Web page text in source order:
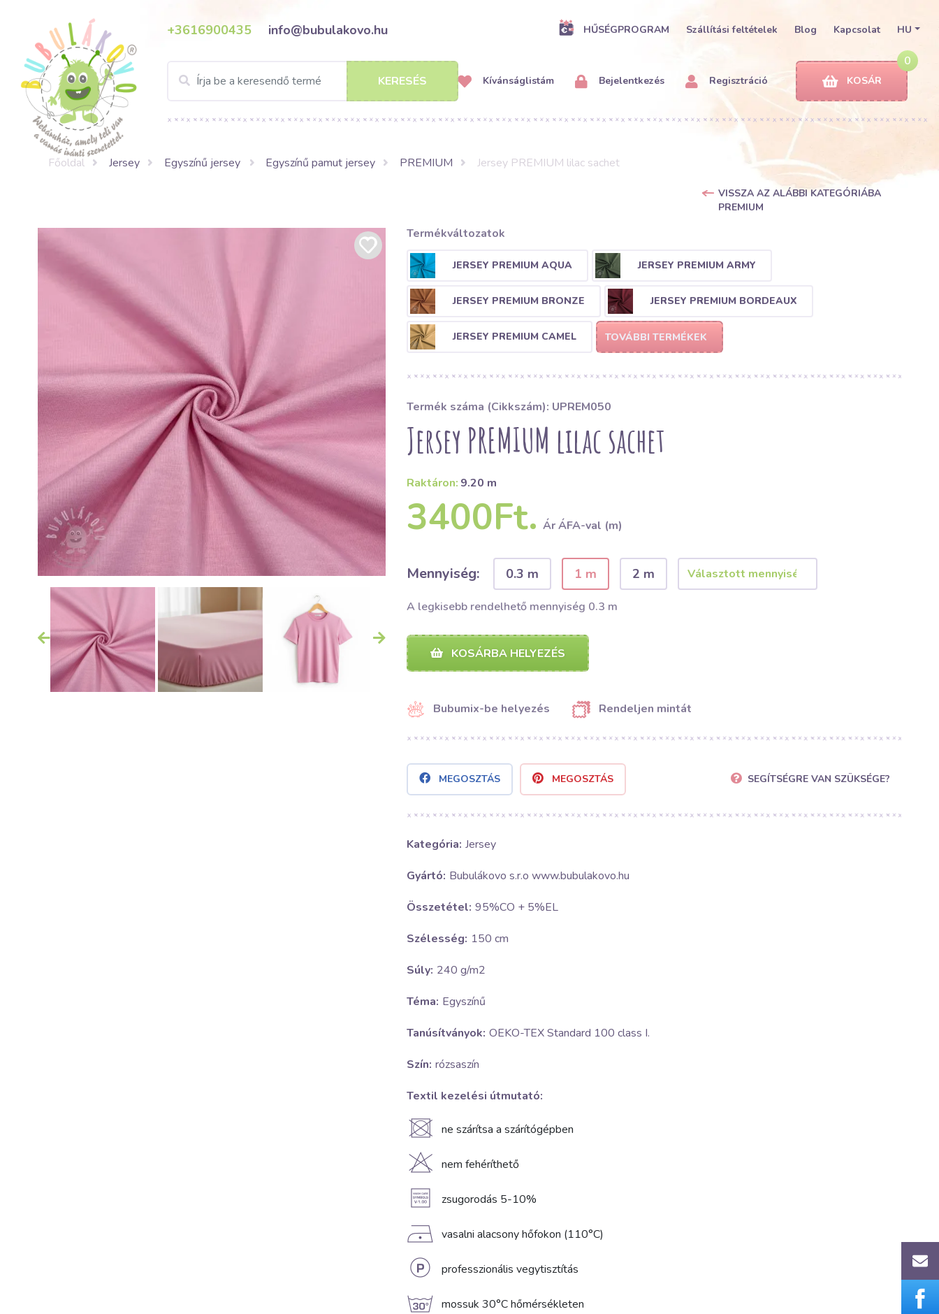
+3616900435 info@bubulakovo.hu HŰSÉGPROGRAM Szállítási feltételek Blog Kapcsolat HU
KERESÉS Kívánságlistám Bejelentkezés Regisztráció
0
KOSÁR
Főoldal Jersey Egyszínű jersey Egyszínű pamut jersey PREMIUM Jersey PREMIUM lilac sachet
VISSZA AZ ALÁBBI KATEGÓRIÁBA
PREMIUM
Termékváltozatok
JERSEY PREMIUM AQUA JERSEY PREMIUM ARMY
JERSEY PREMIUM BRONZE JERSEY PREMIUM BORDEAUX
JERSEY PREMIUM CAMEL TOVÁBBI TERMÉKEK
Termék száma (Cikkszám): UPREM050
Jersey PREMIUM lilac sachet
Raktáron: 9.20 m
3400Ft. Ár ÁFA-val (m)
Mennyiség: 0.3 m 1 m 2 m
A legkisebb rendelhető mennyiség 0.3 m
KOSÁRBA HELYEZÉS
Bubumix-be helyezés Rendeljen mintát
MEGOSZTÁS MEGOSZTÁS SEGÍTSÉGRE VAN SZÜKSÉGE?
Kategória: Jersey
Gyártó: Bubulákovo s.r.o www.bubulakovo.hu
Összetétel: 95%CO + 5%EL
Szélesség: 150 cm
Súly: 240 g/m2
Téma: Egyszínű
Tanúsítványok: OEKO-TEX Standard 100 class I.
Szín: rózsaszín
Textil kezelési útmutató:
U ne szárítsa a szárítógépben
H nem fehéríthető
A zsugorodás 5-10%
D vasalni alacsony hőfokon (110°C)
L professzionális vegytisztítás
g mossuk 30°C hőmérsékleten